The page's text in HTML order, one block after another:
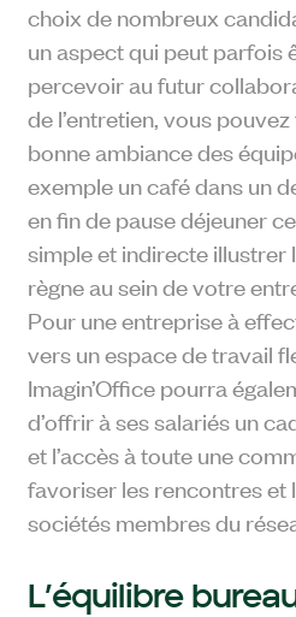
choix de nombreux
un aspect qui peut parfois
percevoir au futur
de l’entretien, vous
bonne ambiance des
exemple un café dans un
en fin de pause déjeuner
simple et indirecte illustrer
règne au sein de votre
Pour une entreprise à
vers un espace de travail
Imagin’Office pourra
d’offrir à ses salariés un
et l’accès à toute une
favoriser les rencontres et
sociétés membres du
L’équilibre